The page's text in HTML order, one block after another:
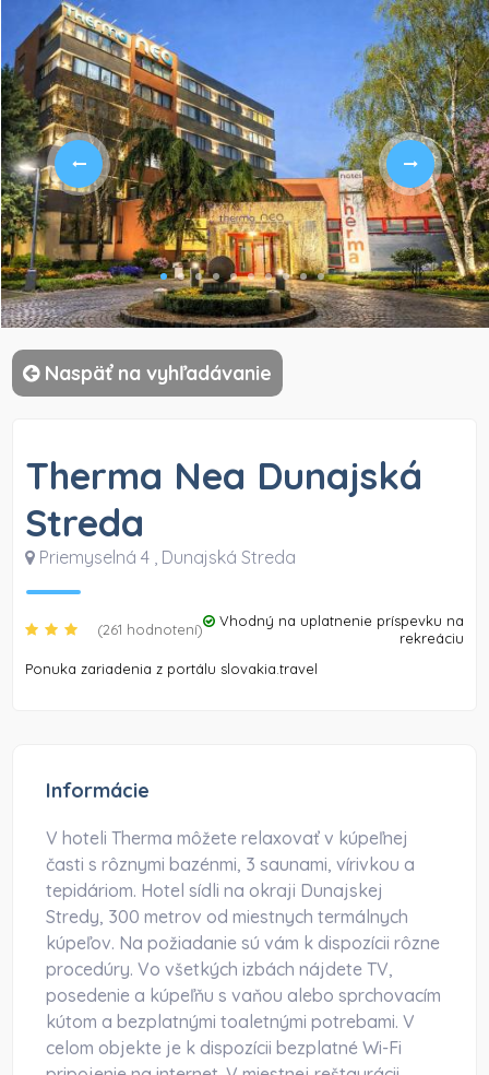
Naspäť na vyhľadávanie
Therma Nea Dunajská
Streda
Priemyselná 4 , Dunajská Streda
(261 hodnotení)
Vhodný na uplatnenie príspevku na
rekreáciu
Ponuka zariadenia z portálu slovakia.travel
Informácie
V hoteli Therma môžete relaxovať v kúpeľnej
časti s rôznymi bazénmi, 3 saunami, vírivkou a
tepidáriom. Hotel sídli na okraji Dunajskej
Stredy, 300 metrov od miestnych termálnych
kúpeľov. Na požiadanie sú vám k dispozícii rôzne
procedúry. Vo všetkých izbách nájdete TV,
posedenie a kúpeľňu s vaňou alebo sprchovacím
kútom a bezplatnými toaletnými potrebami. V
celom objekte je k dispozícii bezplatné Wi-Fi